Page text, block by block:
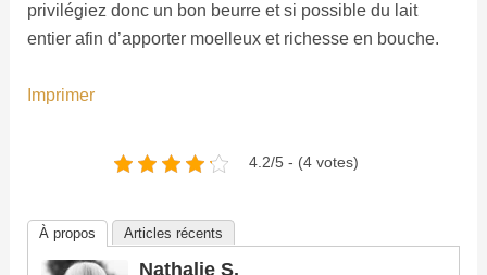
privilégiez donc un bon beurre et si possible du lait
entier afin d’apporter moelleux et richesse en bouche.
Imprimer
4.2/5 - (4 votes)
À propos Articles récents
Nathalie S.